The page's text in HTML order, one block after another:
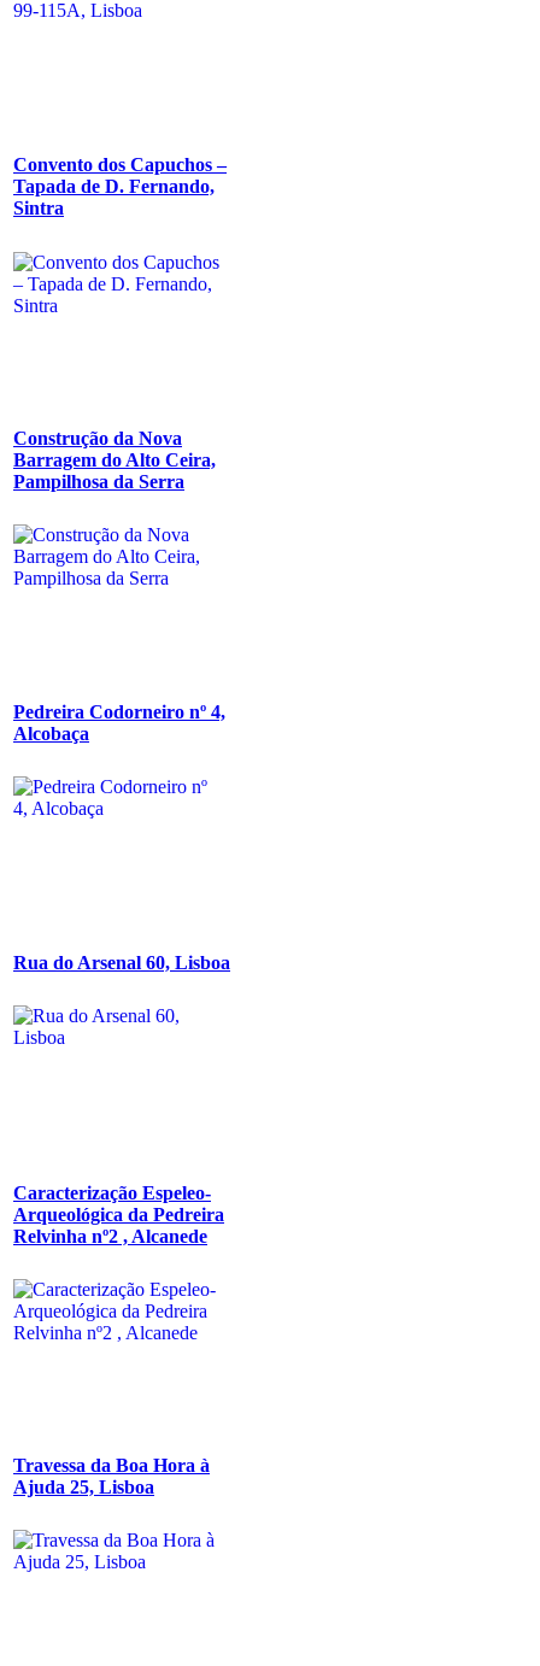
Convento dos Capuchos –
Tapada de D. Fernando,
Sintra
Construção da Nova
Barragem do Alto Ceira,
Pampilhosa da Serra
Pedreira Codorneiro nº 4,
Alcobaça
Rua do Arsenal 60, Lisboa
Caracterização Espeleo-
Arqueológica da Pedreira
Relvinha nº2 , Alcanede
Travessa da Boa Hora à
Ajuda 25, Lisboa